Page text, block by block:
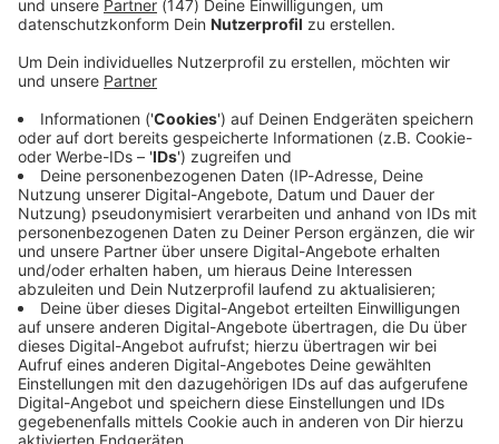
Immer auf dem Laufenden